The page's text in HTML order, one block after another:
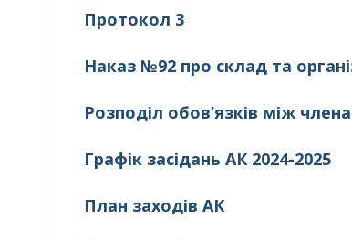
Протокол 3
Наказ №92 про склад та
Розподіл обов’язків між
Графік засідань АК 2024-2025
План заходів АК